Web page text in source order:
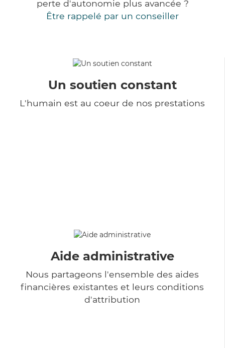
perte d'autonomie plus avancée ?
Être rappelé par un conseiller
Un soutien constant
L'humain est au coeur de nos prestations
Aide administrative
Nous partageons l'ensemble des aides
financières existantes et leurs conditions
d'attribution